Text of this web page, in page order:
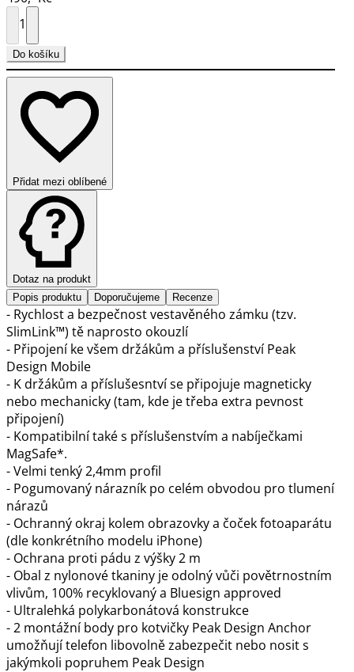
1
Do košíku
Přidat mezi oblíbené
Dotaz na produkt
Popis produktu
Doporučujeme Recenze
- Rychlost a bezpečnost vestavěného zámku (tzv.
SlimLink™) tě naprosto okouzlí
- Připojení ke všem držákům a příslušenství Peak
Design Mobile
- K držákům a příslušesntví se připojuje magneticky
nebo mechanicky (tam, kde je třeba extra pevnost
připojení)
- Kompatibilní také s příslušenstvím a nabíječkami
MagSafe*.
- Velmi tenký 2,4mm profil
- Pogumovaný nárazník po celém obvodou pro tlumení
nárazů
- Ochranný okraj kolem obrazovky a čoček fotoaparátu
(dle konkrétního modelu iPhone)
- Ochrana proti pádu z výšky 2 m
- Obal z nylonové tkaniny je odolný vůči povětrnostním
vlivům, 100% recyklovaný a Bluesign approved
- Ultralehká polykarbonátová konstrukce
- 2 montážní body pro kotvičky Peak Design Anchor
umožňují telefon libovolně zabezpečit nebo nosit s
jakýmkoli popruhem Peak Design